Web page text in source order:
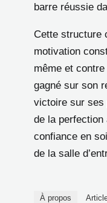
barre réussie
Cette structure
motivation
même et
gagné sur son
victoire sur ses
de la perfection
confiance en
de la salle
À propos